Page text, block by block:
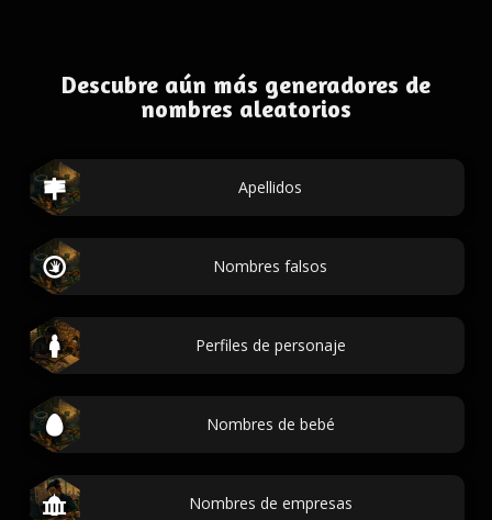
Descubre aún más generadores de
nombres aleatorios
Apellidos
Nombres falsos
Perfiles de personaje
Nombres de bebé
Nombres de empresas